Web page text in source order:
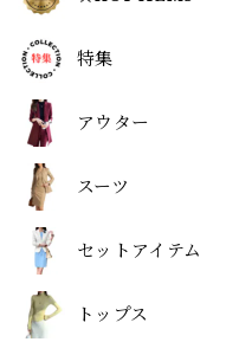
特集
アウター
スーツ
セットアイテム
トップス